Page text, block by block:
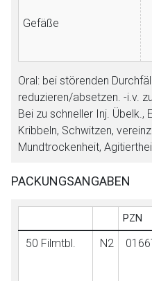
Gefäße
Oral: bei störenden
reduzieren/absetzen. -i.v.
Bei zu schneller Inj. Übelk.,
Kribbeln, Schwitzen,
Mundtrockenheit,
PACKUNGSANGABEN
PZN
50 Filmtbl. N2